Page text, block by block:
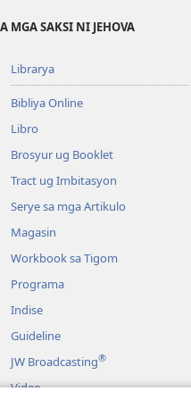
MGA SAKSI NI JEHOVA
Librarya
Bibliya Online
Libro
Brosyur ug Booklet
Tract ug Imbitasyon
Serye sa mga Artikulo
Magasin
Workbook sa Tigom
Programa
Indise
Guideline
JW Broadcasting®
Video